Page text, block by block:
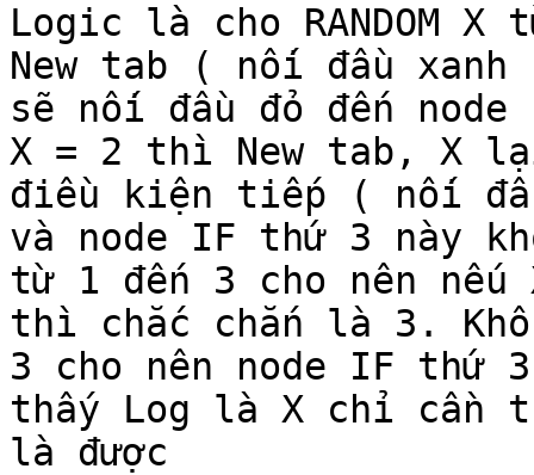
Logic là cho RANDOM
New tab ( nối đầu
sẽ nối đầu đỏ đến
X = 2 thì New tab, X
điều kiện tiếp ( nối
và node IF thứ 3 này
từ 1 đến 3 cho nên
thì chắc chắn là 3.
3 cho nên node IF thứ
thấy Log là X chỉ cần
là được